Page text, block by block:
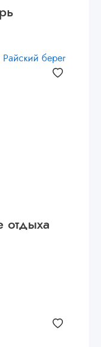
отдыха